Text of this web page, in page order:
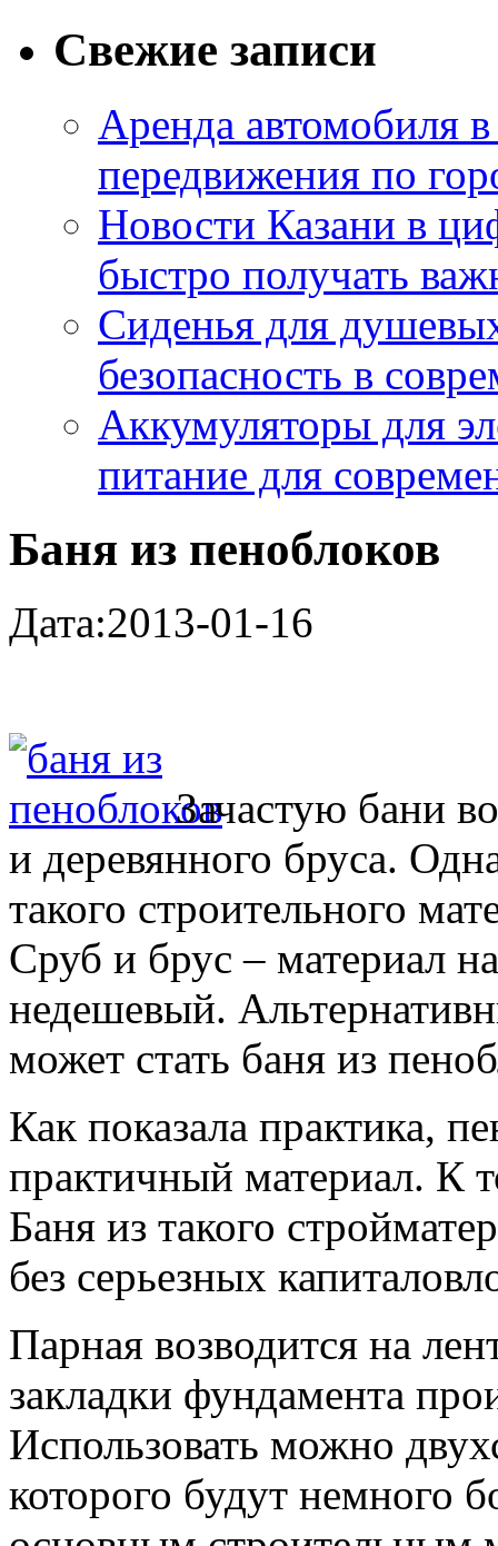
Свежие записи
Аренда автомобиля
передвижения по
Новости Казани в
быстро получать
Сиденья для
безопасность в
Аккумуляторы для
питание для
Баня из пеноблоков
Дата:2013-01-16
Зачастую бани
и деревянного бруса.
такого строительного
Сруб и брус – материал
недешевый.
может стать баня из
Как показала практика,
практичный материал. К
Баня из такого
без серьезных
Парная возводится на
закладки фундамента
Использовать можно
которого будут немного